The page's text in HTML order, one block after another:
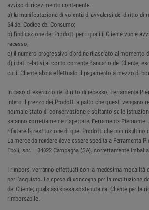
avviso di ricevimento contenente:
a) la manifestazione di volontà di avvalersi del diritto di
64 del Codice del Consumo;
b) l'indicazione dei Prodotti per i quali il Cliente vuole
recesso;
c) il numero progressivo d'ordine rilasciato al momento
d) i dati relativi al conto corrente Bancario del Cliente,
cui il Cliente abbia effettuato il pagamento a mezzo di
In caso di esercizio del diritto di recesso, Ferramenta
intero il prezzo dei Prodotti a patto che questi vengano
normale stato di conservazione e soltanto se le
saranno correttamente rispettate. Ferramenta
rifiutare la restituzione di quei Prodotti che non risultino
La merce da rendere deve essere spedita a Ferramenta
Eboli, snc – 84022 Campagna (SA). correttamente
I rimborsi verranno effettuati con la medesima modalità
per l'acquisto. Le spese di consegna per la restituzione
del Cliente; qualsiasi spesa sostenuta dal Cliente per la
rimborsabile.